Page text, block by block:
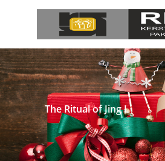
The Ritual of Jing L